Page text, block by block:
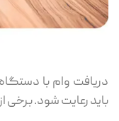
دریافت وام با
باید رعایت شود. برخی